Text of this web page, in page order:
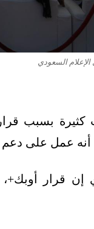
السعودي
كثيرة بسبب
عمل على دعم
إن قرار